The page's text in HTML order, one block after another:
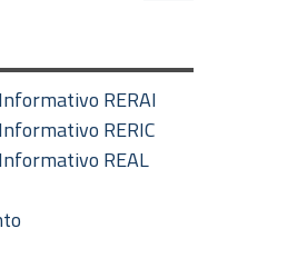
RERAI
RERIC
REAL